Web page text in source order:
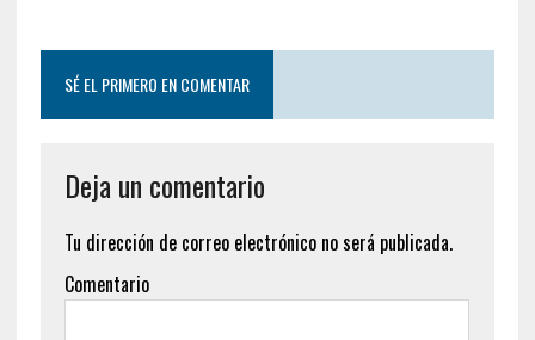
SÉ EL PRIMERO EN COMENTAR
Deja un comentario
Tu dirección de correo electrónico no será publicada.
Comentario